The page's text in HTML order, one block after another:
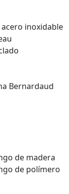
inoxidable
Bernardaud
de madera
de polímero